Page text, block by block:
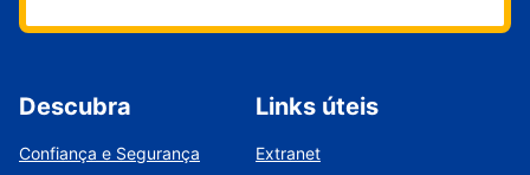
Descubra
Confiança e Segurança
Links úteis
Extranet